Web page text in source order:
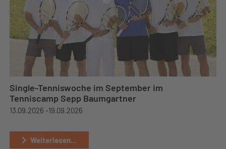
Single-Tenniswoche im September im
Tenniscamp Sepp Baumgartner
13.09.2026 -19.09.2026
Weiterlesen...